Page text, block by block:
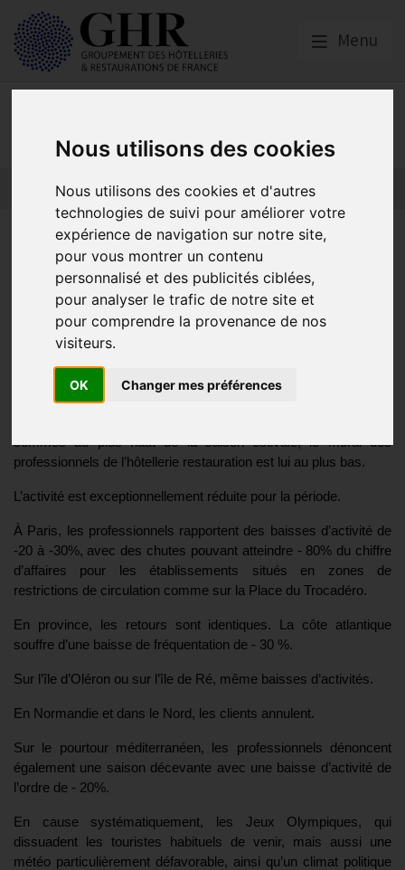
Nous utilisons des cookies
Nous utilisons des cookies et d'autres
technologies de suivi pour améliorer votre
expérience de navigation sur notre site,
pour vous montrer un contenu
personnalisé et des publicités ciblées,
pour analyser le trafic de notre site et
pour comprendre la provenance de nos
visiteurs.
OK Changer mes préférences
Menu
Edito de Catherine Quérard :
garder le sourire et se battre !
Actualités
19/07/2024
À une semaine de la cérémonie d’ouverture des Jeux
sommes au plus haut de la saison estivale, le moral des
professionnels de l’hôtellerie restauration est lui au plus bas.
L’activité est exceptionnellement réduite pour la période.
À Paris, les professionnels rapportent des baisses d’activité de
-20 à -30%, avec des chutes pouvant atteindre - 80% du chiffre
d’affaires pour les établissements situés en zones de
restrictions de circulation comme sur la Place du Trocadéro.
En province, les retours sont identiques. La côte atlantique
souffre d’une baisse de fréquentation de - 30 %.
Sur l’île d’Oléron ou sur l’île de Ré, même baisses d’activités.
En Normandie et dans le Nord, les clients annulent.
Sur le pourtour méditerranéen, les professionnels dénoncent
également une saison décevante avec une baisse d’activité de
l’ordre de - 20%.
En cause systématiquement, les Jeux Olympiques, qui
dissuadent les touristes habituels de venir, mais aussi une
météo particulièrement défavorable, ainsi qu’un climat politique